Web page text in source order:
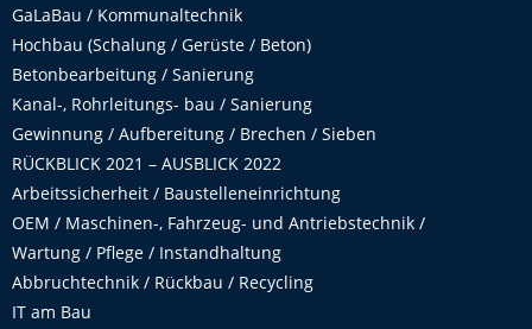
GaLaBau / Kommunaltechnik
Hochbau (Schalung / Gerüste / Beton)
Betonbearbeitung / Sanierung
Kanal-, Rohrleitungs- bau / Sanierung
Gewinnung / Aufbereitung / Brechen / Sieben
RÜCKBLICK 2021 – AUSBLICK 2022
Arbeitssicherheit / Baustelleneinrichtung
OEM / Maschinen-, Fahrzeug- und Antriebstechnik /
Wartung / Pflege / Instandhaltung
Abbruchtechnik / Rückbau / Recycling
IT am Bau